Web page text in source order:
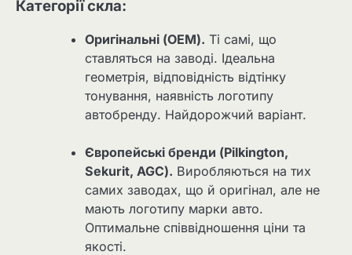
Категорії скла:
Оригінальні (OEM). Ті самі, що
ставляться на заводі. Ідеальна
геометрія, відповідність відтінку
тонування, наявність логотипу
автобренду. Найдорожчий варіант.
Європейські бренди (Pilkington,
Sekurit, AGC). Виробляються на тих
самих заводах, що й оригінал, але не
мають логотипу марки авто.
Оптимальне співвідношення ціни та
якості.